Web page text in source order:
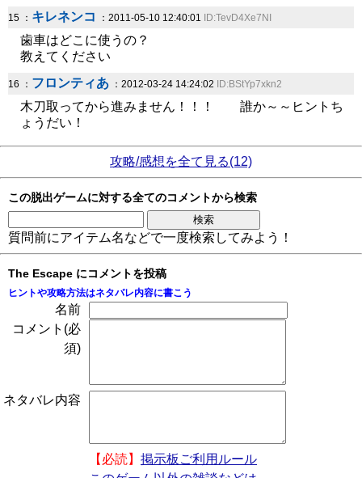
15 ： キレネンコ ：2011-05-10 12:40:01 ID:TevD4Xe7NI
歯車はどこに使うの？
教えてください
16 ： フロンティあ ：2012-03-24 14:24:02 ID:BStYp7xkn2
木刀取ってから進みません！！！ 誰か～～ヒントち
ょうだい！
攻略/感想を全て見る(12)
この脱出ゲームに対する全てのコメントから検索
質問前にアイテム名などで一度検索してみよう！
The Escape にコメントを投稿
ヒントや攻略方法はネタバレ内容に書こう
名前
コメント(必
須)
ネタバレ内容
【必読】 掲示板ご利用ルール